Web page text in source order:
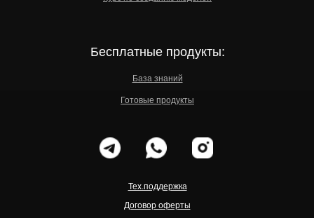
Бесплатные продукты:
База знаний
Готовые продукты
Тех.поддержка
Договор оферты